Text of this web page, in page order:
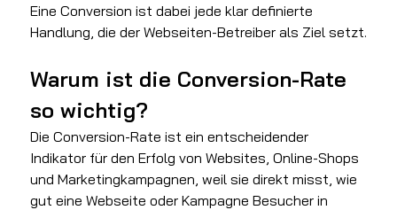
Eine Conversion ist dabei jede klar definierte
Handlung, die der Webseiten-Betreiber als Ziel setzt.
Warum ist die Conversion-Rate
so wichtig?
Die Conversion-Rate ist ein entscheidender
Indikator für den Erfolg von Websites, Online-Shops
und Marketingkampagnen, weil sie direkt misst, wie
gut eine Webseite oder Kampagne Besucher in